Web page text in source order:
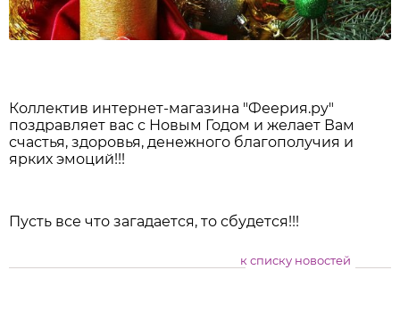
Коллектив интернет-магазина "Феерия.ру"
поздравляет вас с Новым Годом и желает Вам
счастья, здоровья, денежного благополучия и
ярких эмоций!!!
Пусть все что загадается, то сбудется!!!
к списку новостей